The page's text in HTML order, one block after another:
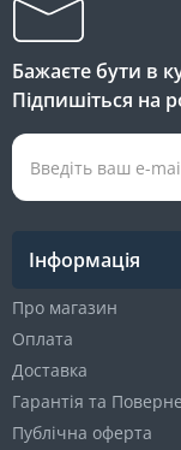
Бажаєте бути в
Підпишіться на
Інформація
Про магазин
Оплата
Доставка
Гарантія та
Публічна оферта